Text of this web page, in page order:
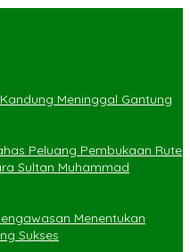
Meninggal Gantung
Peluang Pembukaan Rute
Sultan Muhammad
Menentukan
Sukses